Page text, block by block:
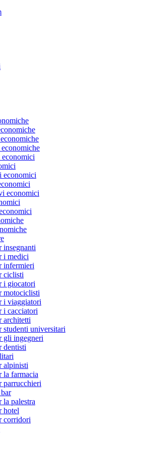
economici
economici
insegnanti
i medici
infermieri
ciclisti
i giocatori
motociclisti
i viaggiatori
i cacciatori
architetti
studenti universitari
gli ingegneri
dentisti
alpinisti
la farmacia
parrucchieri
la palestra
hotel
corridori